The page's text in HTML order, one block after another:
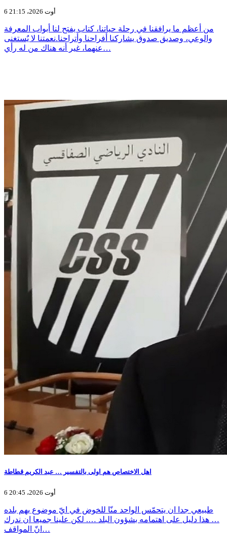
6 أوت 2026، 21:15
من أعظم ما يرافقنا في رحلة حياتنا، كتاب يفتح لنا أبواب المعرفة
والوعي، وصديق صدوق يشاركنا أفراحنا وأتراحنا.نعمتنا لا يٌستغنى
عنهما، غير أنه هناك من له رأي…
اهل الاختصاص هم اولى بالتفسير … عبد الكريم قطاطة
6 أوت 2026، 20:45
طبيعي جدا ان يتحمّس الواحد منّا للخوض في ايّ موضوع يهم بلده
… هذا دليل على اهتمامه بشؤون البلد …. لكن علينا جميعا ان ندرك
انّ المواقف…